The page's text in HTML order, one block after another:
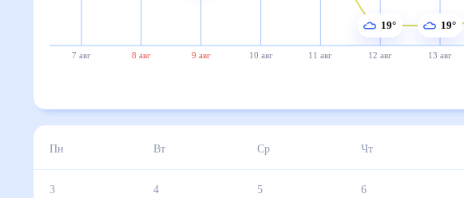
7 авг 8 авг 9 авг 10 авг 11 авг 12 авг 13 авг
19° 19°
Пн Вт Ср Чт
3 4 5 6